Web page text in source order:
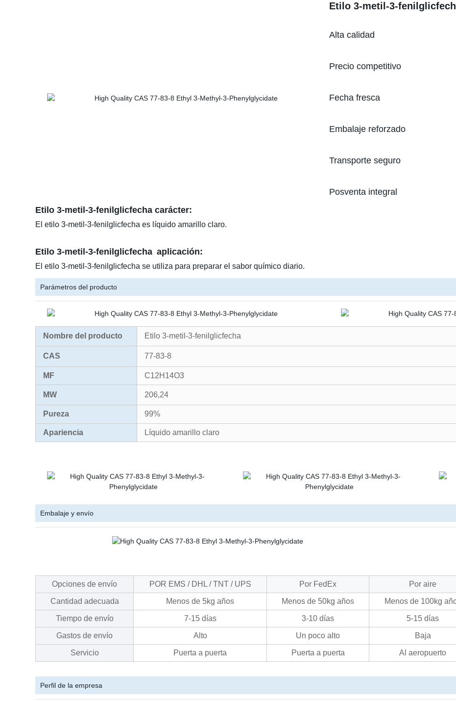
Etilo 3-metil-3-
Alta calidad
Precio competitivo
Fecha fresca
Embalaje reforzado
Transporte seguro
Posventa integral
Etilo 3-metil-3-fenilglicfecha carácter:
El etilo 3-metil-3-fenilglicfecha es líquido amarillo claro.
Etilo 3-metil-3-fenilglicfecha aplicación:
El etilo 3-metil-3-fenilglicfecha se utiliza para preparar el sabor químico diario.
Parámetros del producto
Nombre del producto Etilo 3-metil-3-fenilglicfecha
CAS 77-83-8
MF C12H14O3
MW 206,24
Pureza 99%
Apariencia Líquido amarillo claro
Embalaje y envío
Opciones de envío POR EMS / DHL / TNT / UPS Por FedEx Por aire
Cantidad adecuada Menos de 5kg años Menos de 50kg años Menos de 100kg
Tiempo de envío 7-15 días 3-10 días 5-15 días
Gastos de envío Alto Un poco alto Baja
Servicio Puerta a puerta Puerta a puerta Al aeropuerto
Perfil de la empresa